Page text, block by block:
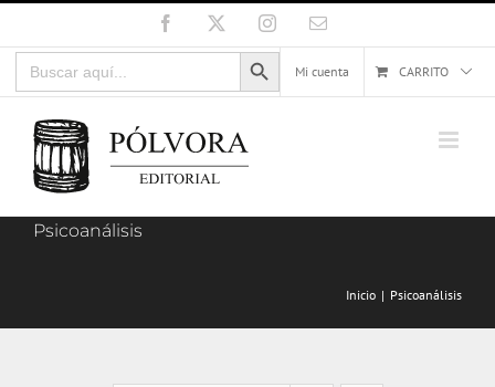
al
contenido
Facebook InstagramCorreo
Buscar:
Botón de búsqueda
Mi cuenta
CARRITO
Psicoanálisis
Inicio Psicoanálisis